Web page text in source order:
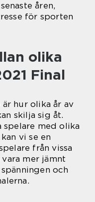
åren,
för sporten
olika
Final
hur olika år av
skilja sig åt.
spelare med olika
vi se en
från vissa
vara mer jämnt
och